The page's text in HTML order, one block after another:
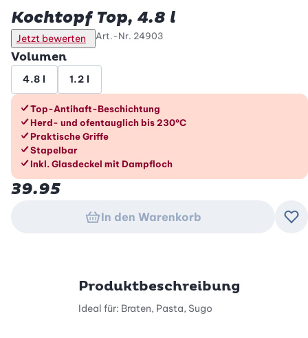
Kochtopf Top, 4.8 l
Jetzt bewerten Art.-Nr. 24903
Volumen
4.8 l 1.2 l
Die Vorteile im Überblick
Top-Antihaft-Beschichtung
Herd- und ofentauglich bis 230°C
Praktische Griffe
Stapelbar
Inkl. Glasdeckel mit Dampfloch
39.95
In den Warenkorb
Produktbeschreibung
Ideal für: Braten, Pasta, Sugo